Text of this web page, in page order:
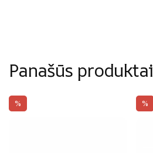
Panašūs produktai
% %